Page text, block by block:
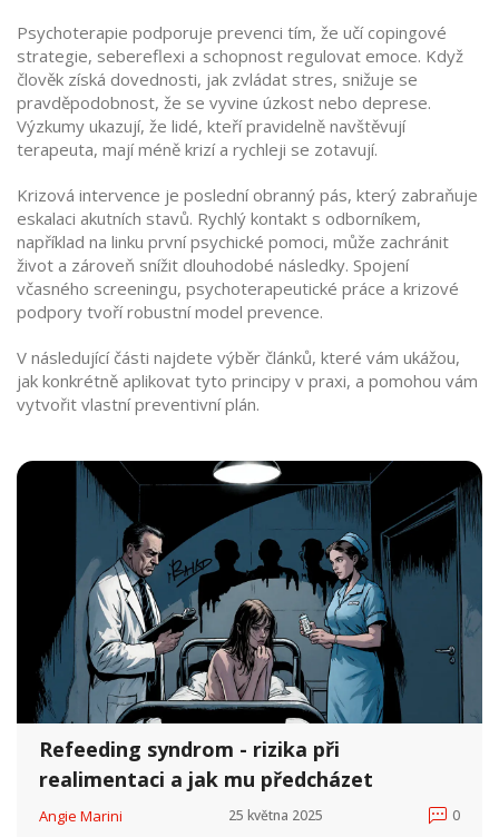
Psychoterapie podporuje prevenci tím, že učí copingové
strategie, sebereflexi a schopnost regulovat emoce. Když
člověk získá dovednosti, jak zvládat stres, snižuje se
pravděpodobnost, že se vyvine úzkost nebo deprese.
Výzkumy ukazují, že lidé, kteří pravidelně navštěvují
terapeuta, mají méně krizí a rychleji se zotavují.
Krizová intervence je poslední obranný pás, který zabraňuje
eskalaci akutních stavů. Rychlý kontakt s odborníkem,
například na linku první psychické pomoci, může zachránit
život a zároveň snížit dlouhodobé následky. Spojení
včasného screeningu, psychoterapeutické práce a krizové
podpory tvoří robustní model prevence.
V následující části najdete výběr článků, které vám ukážou,
jak konkrétně aplikovat tyto principy v praxi, a pomohou vám
vytvořit vlastní preventivní plán.
Refeeding syndrom - rizika při
realimentaci a jak mu předcházet
Angie Marini 25 května 2025 0